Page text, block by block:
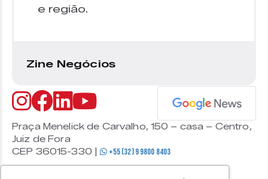
e região.
Zine Negócios
Praça Menelick de Carvalho, 150 – casa – Centro,
Juiz de Fora
CEP 36015-330 |
+55 (32) 9 9800 8403